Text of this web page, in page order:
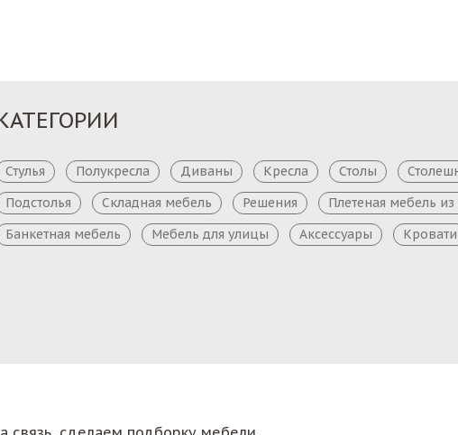
Стулья Полукресла Диваны Кресла Столы
Подстолья
Складная мебель Решения
Плетеная мебель из
Банкетная мебель
Мебель для улицы Аксессуары Кровати